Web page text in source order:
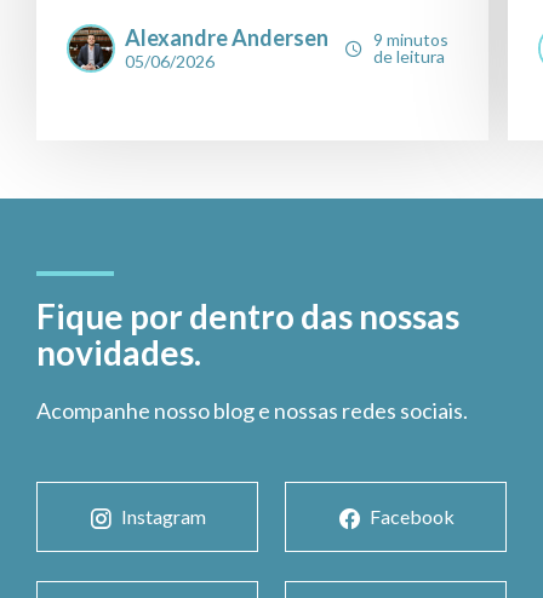
Alexandre Andersen
05/06/2026
9 minutos
de leitura
Fique por dentro das nossas
novidades.
Acompanhe nosso blog e nossas redes sociais.
Instagram Facebook